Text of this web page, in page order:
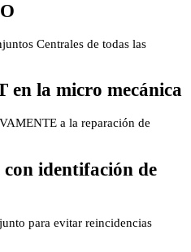
Centrales de todas las
en la micro mecánica
a la reparación de
identifación de
para evitar reincidencias